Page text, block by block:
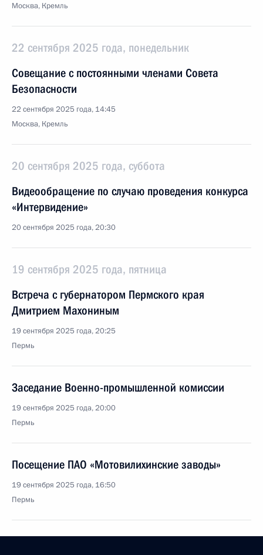
Москва, Кремль
22 сентября 2025 года, понедельник
Совещание с постоянными членами Совета
Безопасности
22 сентября 2025 года, 14:45
Москва, Кремль
20 сентября 2025 года, суббота
Видеообращение по случаю проведения конкурса
«Интервидение»
20 сентября 2025 года, 20:30
19 сентября 2025 года, пятница
Встреча с губернатором Пермского края
Дмитрием Махониным
19 сентября 2025 года, 20:25
Пермь
Заседание Военно-промышленной комиссии
19 сентября 2025 года, 20:00
Пермь
Посещение ПАО «Мотовилихинские заводы»
19 сентября 2025 года, 16:50
Пермь